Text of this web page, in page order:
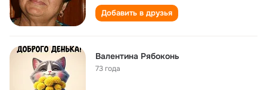
Добавить в друзья
Валентина Рябоконь
73 года